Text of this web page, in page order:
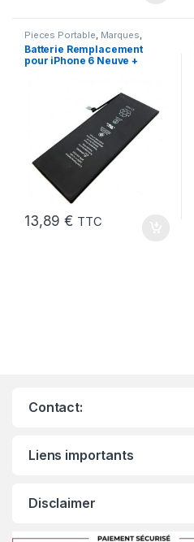
Pieces Portable Marques
Apple iPhone 6 , Batteries et
chargeurs,Batteries Apple
Batterie Remplacement
pour iPhone 6 Neuve +
13,89€ TTC
Contact:
Liens importants
Disclaimer